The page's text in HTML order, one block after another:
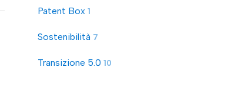
Patent Box 1
Sostenibilità 7
Transizione 5.0 10